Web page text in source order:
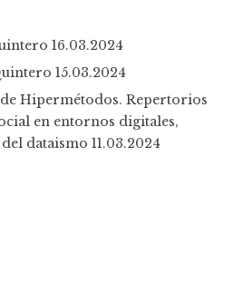
16.03.2024
15.03.2024
Hipermétodos. Repertorios
en entornos digitales,
dataismo 11.03.2024